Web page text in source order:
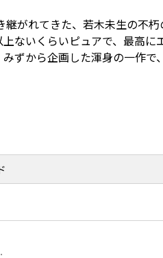
継がれてきた、若木未生の不
ないくらいピュアで、最高
ずから企画した渾身の一作